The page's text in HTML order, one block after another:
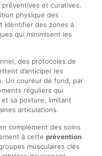
et curatives.
physique des
identifier des zones à
qui minimisent les
des protocoles de
d’anticiper les
Un coureur de fond, par
réguliers qui
sa posture, limitant
articulations.
complément des soins
à cette prévention
musculaires clés